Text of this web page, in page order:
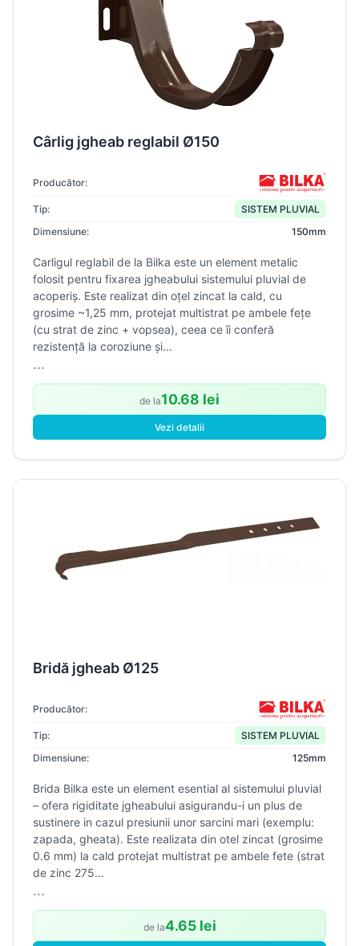
Cârlig jgheab reglabil Ø150
Producător:
Tip:
SISTEM PLUVIAL
Dimensiune:
150mm
Carligul reglabil de la Bilka este un element metalic
folosit pentru fixarea jgheabului sistemului pluvial de
acoperiş. Este realizat din oţel zincat la cald, cu
grosime ~1,25 mm, protejat multistrat pe ambele feţe
(cu strat de zinc + vopsea), ceea ce îi conferă
rezistenţă la coroziune şi...
...
de la10.68 lei
Vezi detalii
Bridă jgheab Ø125
Producător:
Tip:
SISTEM PLUVIAL
Dimensiune:
125mm
Brida Bilka este un element esential al sistemului pluvial
– ofera rigiditate jgheabului asigurandu-i un plus de
sustinere in cazul presiunii unor sarcini mari (exemplu:
zapada, gheata). Este realizata din otel zincat (grosime
0.6 mm) la cald protejat multistrat pe ambele fete (strat
de zinc 275...
...
de la4.65 lei